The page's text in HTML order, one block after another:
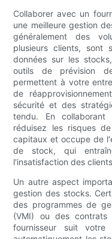
Collaborer avec un
une meilleure gestion
généralement des
plusieurs clients, sont
données sur les
outils de prévision
permettent à votre
de
sécurité et des
tendu. En
réduisez les risques
capitaux et occupe de
de stock, qui
l'insatisfaction des
Un autre aspect
gestion des stocks.
des programmes de
(VMI) ou des
fournisseur suit votre